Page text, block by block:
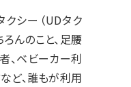
シー（UDタク
んのこと、足腰
、ベビーカー利
ど、誰もが利用